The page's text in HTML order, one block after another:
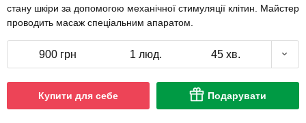
стану шкіри за допомогою механічної стимуляції клітин. Майстер
проводить масаж спеціальним апаратом.
900 грн 1 люд. 45 хв.
Купити для себе Подарувати